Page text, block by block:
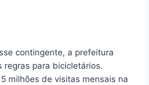
contingente, a prefeitura
regras para bicicletários.
milhões de visitas mensais na